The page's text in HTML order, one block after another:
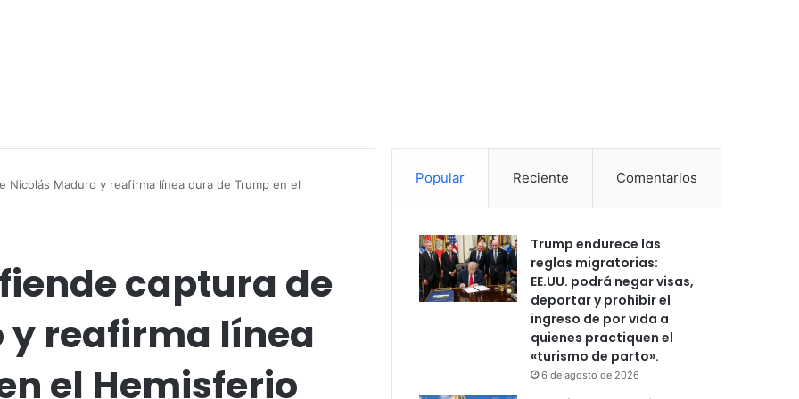
Nicolás Maduro y reafirma línea dura de Trump en el
captura de
y reafirma línea
el Hemisferio
Popular Reciente Comentarios
Trump endurece las
reglas migratorias:
EE.UU. podrá negar visas,
deportar y prohibir el
ingreso de por vida a
quienes practiquen el
«turismo de parto».
6 de agosto de 2026